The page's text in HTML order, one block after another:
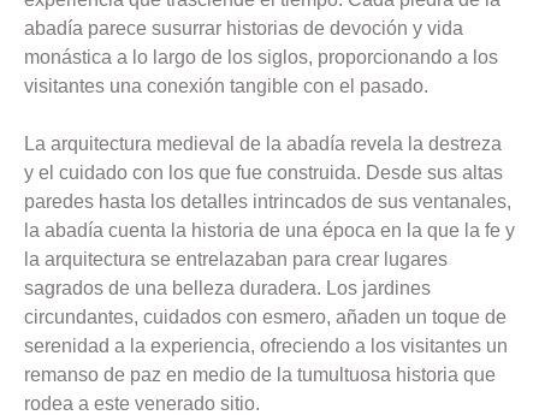
abadía parece susurrar historias de devoción y vida
monástica a lo largo de los siglos, proporcionando a los
visitantes una conexión tangible con el pasado.
La arquitectura medieval de la abadía revela la destreza
y el cuidado con los que fue construida. Desde sus altas
paredes hasta los detalles intrincados de sus ventanales,
la abadía cuenta la historia de una época en la que la fe y
la arquitectura se entrelazaban para crear lugares
sagrados de una belleza duradera. Los jardines
circundantes, cuidados con esmero, añaden un toque de
serenidad a la experiencia, ofreciendo a los visitantes un
remanso de paz en medio de la tumultuosa historia que
rodea a este venerado sitio.